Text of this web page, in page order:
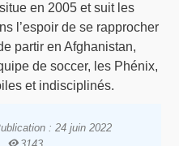
en 2005 et suit les
l’espoir de se rapprocher
partir en Afghanistan,
de soccer, les Phénix,
et indisciplinés.
: 24 juin 2022